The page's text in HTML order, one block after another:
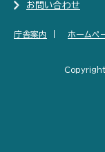
お問い合わせ
庁舎案内 ホームペ